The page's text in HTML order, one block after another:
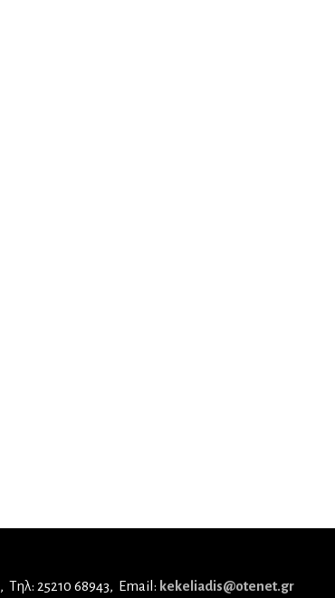
Τηλ: 25210 68943 Email: kekeliadis@otenet.gr